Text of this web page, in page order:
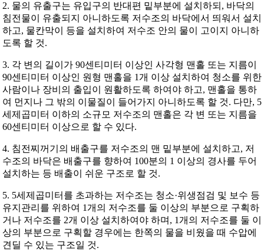
2. 물의 유출구는 유입구의 반대편 밑부분에 설치하되, 바닥의
침전물이 유출되지 아니하도록 저수조의 바닥에서 띄워서 설치
하고, 물칸막이 등을 설치하여 저수조 안의 물이 고이지 아니하
도록 할 것.
3. 각 변의 길이가 90센티미터 이상인 사각형 맨홀 또는 지름이
90센티미터 이상인 원형 맨홀을 1개 이상 설치하여 청소를 위한
사람이나 장비의 출입이 원활하도록 하여야 하고, 맨홀을 통하
여 먼지나 그 밖의 이물질이 들어가지 아니하도록 할 것. 다만, 5
세제곱미터 이하의 소규모 저수조의 맨홀은 각 변 또는 지름을
60센티미터 이상으로 할 수 있다.
4. 침전찌꺼기의 배출구를 저수조의 맨 밑부분에 설치하고, 저
수조의 바닥은 배출구를 향하여 100분의 1 이상의 경사를 두어
설치하는 등 배출이 쉬운 구조로 할 것.
5. 5세제곱미터를 초과하는 저수조는 청소·위생점검 및 보수 등
유지관리를 위하여 1개의 저수조를 둘 이상의 부분으로 구획하
거나 저수조를 2개 이상 설치하여야 하며, 1개의 저수조를 둘 이
상의 부분으로 구획할 경우에는 한쪽의 물을 비웠을 때 수압에
견딜 수 있는 구조일 것.